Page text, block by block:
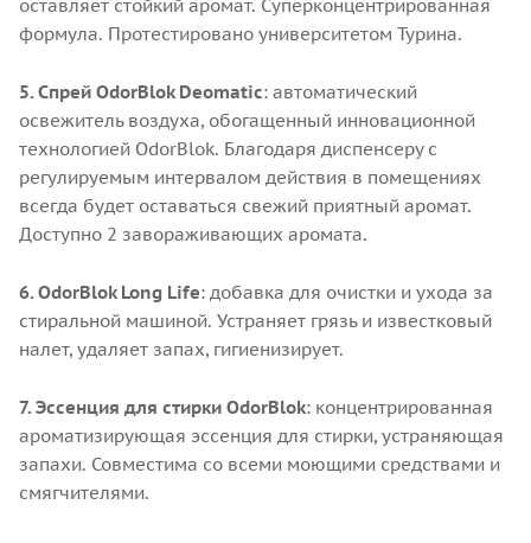
оставляет стойкий аромат. Суперконцентрированная
формула. Протестировано университетом Турина.
5. Спрей OdorBlok Deomatic: автоматический
освежитель воздуха, обогащенный инновационной
технологией OdorBlok. Благодаря диспенсеру с
регулируемым интервалом действия в помещениях
всегда будет оставаться свежий приятный аромат.
Доступно 2 завораживающих аромата.
6. OdorBlok Long Life: добавка для очистки и ухода за
стиральной машиной. Устраняет грязь и известковый
налет, удаляет запах, гигиенизирует.
7. Эссенция для стирки OdorBlok: концентрированная
ароматизирующая эссенция для стирки, устраняющая
запахи. Совместима со всеми моющими средствами и
смягчителями.